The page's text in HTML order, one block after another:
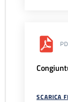
SCARICA